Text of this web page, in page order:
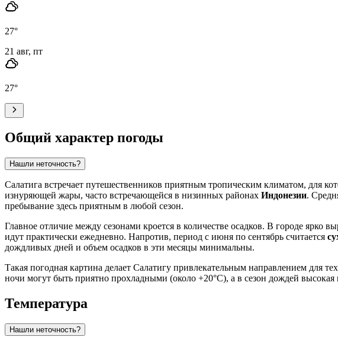
27°
21 авг, пт
27°
Общий характер погоды
Нашли неточность?
Салатига встречает путешественников приятным тропическим климатом, для
изнуряющей жары, часто встречающейся в низинных районах Индонезии.
пребывание здесь приятным в любой сезон.
Главное отличие между сезонами кроется в количестве осадков. В городе
идут практически ежедневно. Напротив, период с июня по сентябрь считается
дождливых дней и объем осадков в эти месяцы минимальны.
Такая погодная картина делает Салатигу привлекательным направлением для
ночи могут быть приятно прохладными (около +20°C), а в сезон дождей
Температура
Нашли неточность?